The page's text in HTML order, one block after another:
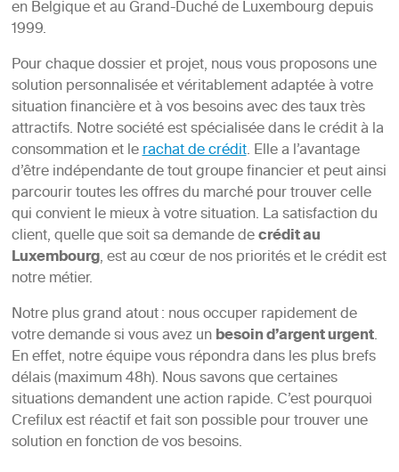
en Belgique et au Grand-Duché de Luxembourg depuis
1999.
Pour chaque dossier et projet, nous vous proposons une
solution personnalisée et véritablement adaptée à votre
situation financière et à vos besoins avec des taux très
attractifs. Notre société est spécialisée dans le crédit à la
consommation et lerachat de crédit. Elle a l’avantage
d’être indépendante de tout groupe financier et peut ainsi
parcourir toutes les offres du marché pour trouver celle
qui convient le mieux à votre situation. La satisfaction du
client, quelle que soit sa demande decrédit au
Luxembourg, est au cœur de nos priorités et le crédit est
notre métier.
Notre plus grand atout : nous occuper rapidement de
votre demande si vous avez unbesoin d’argent urgent.
En effet, notre équipe vous répondra dans les plus brefs
délais (maximum 48h). Nous savons que certaines
situations demandent une action rapide. C’est pourquoi
Crefilux est réactif et fait son possible pour trouver une
solution en fonction de vos besoins.